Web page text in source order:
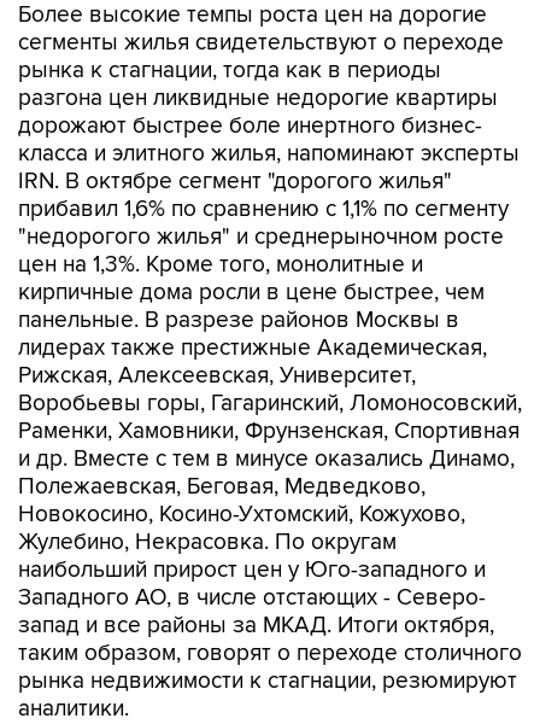
Более высокие темпы роста цен на дорогие
сегменты жилья свидетельствуют о переходе
рынка к стагнации, тогда как в периоды
разгона цен ликвидные недорогие квартиры
дорожают быстрее боле инертного бизнес-
класса и элитного жилья, напоминают эксперты
IRN. В октябре сегмент "дорогого жилья"
прибавил 1,6% по сравнению с 1,1% по сегменту
"недорогого жилья" и среднерыночном росте
цен на 1,3%. Кроме того, монолитные и
кирпичные дома росли в цене быстрее, чем
панельные. В разрезе районов Москвы в
лидерах также престижные Академическая,
Рижская, Алексеевская, Университет,
Воробьевы горы, Гагаринский, Ломоносовский,
Раменки, Хамовники, Фрунзенская, Спортивная
и др. Вместе с тем в минусе оказались Динамо,
Полежаевская, Беговая, Медведково,
Новокосино, Косино-Ухтомский, Кожухово,
Жулебино, Некрасовка. По округам
наибольший прирост цен у Юго-западного и
Западного АО, в числе отстающих - Северо-
запад и все районы за МКАД. Итоги октября,
таким образом, говорят о переходе столичного
рынка недвижимости к стагнации, резюмируют
аналитики.